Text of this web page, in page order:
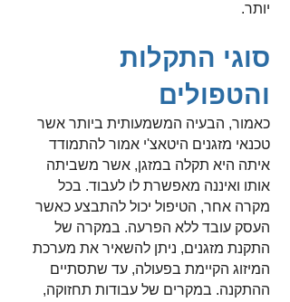
יותר.
סוגי התקלות
והטפולים
כאמור, הבעיה המשמעותית ביותר אשר
טכנאי מזגנים היטאצ'י אמור להתמודד
איתה היא תקלה במזגן, אשר משביתה
אותו ואיננה מאפשרת לו לעבוד. בכל
מקרה אחר, הטיפול יכול להתבצע כאשר
העסק עובד ללא הפרעה. במקרה של
התקנת מזגנים, ניתן להשאיר את מערכת
המיזוג הקיימת בפעולה, עד שתסתיים
ההתקנה. במקרים של עבודות תחזוקה,